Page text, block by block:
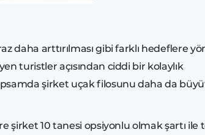
daha arttırılması gibi farklı hedeflere
turistler açısından ciddi bir kolaylık
şirket uçak filosunu daha da
şirket 10 tanesi opsiyonlu olmak şartı ile